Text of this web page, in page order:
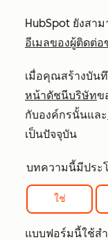
HubSpot ยังสาม
อีเมลของผู้ติดต่
เมื่อคุณสร้างบัน
หน้าดัชนีบริษัทข
กับองค์กรนั้นและ
เป็นปัจจุบัน
บทความนี้มีประ
ใช่
แบบฟอร์มนี้ใช้ส